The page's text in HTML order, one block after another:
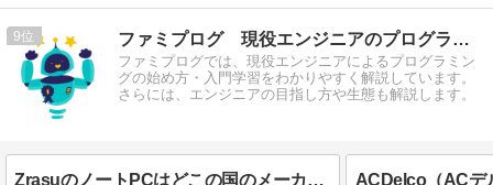
9 ファミプログ 現役エンジニアのプログラミング入門講座
ファミプログでは、現役エンジニアによるプログラミン
グの始め方・入門学習をわかりやすく解説しています。
さらには、エンジニアの目指し方や生態も解説します。
ZrasuのノートPCはどこの国のメーカー？品質と評判をエンジニアが徹底解説！